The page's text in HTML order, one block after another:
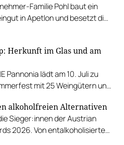
Familie Pohl baut ein
in Apetlon und besetzt die
Herkunft im Glas und am
Pannonia lädt am 10. Juli zu
mit 25 Weingütern und
alkoholfreien Alternativen
Sieger:innen der Austrian
2026. Von entalkoholisierten